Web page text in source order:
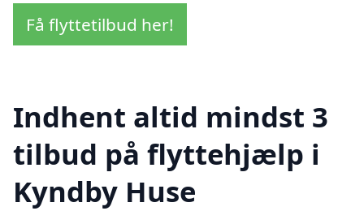
Få flyttetilbud her!
Indhent altid mindst 3
tilbud på flyttehjælp i
Kyndby Huse